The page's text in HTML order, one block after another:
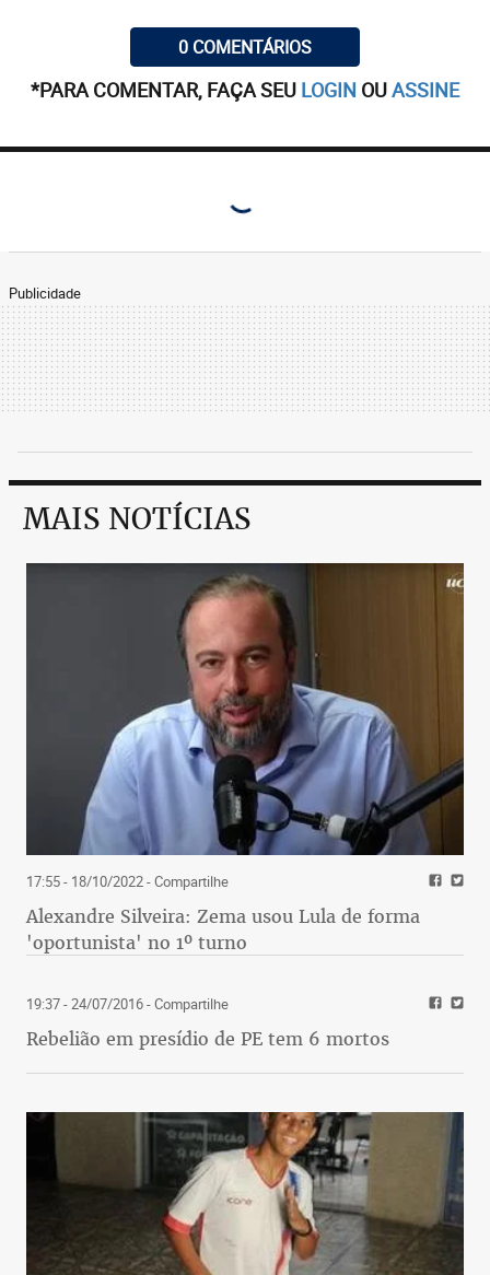
0 COMENTÁRIOS
*PARA COMENTAR, FAÇA SEU LOGIN OUASSINE
Publicidade
MAIS NOTÍCIAS
17:55 - 18/10/2022- Compartilhe
Alexandre Silveira: Zema usou Lula de forma
'oportunista' no 1º turno
19:37 - 24/07/2016- Compartilhe
Rebelião em presídio de PE tem 6 mortos